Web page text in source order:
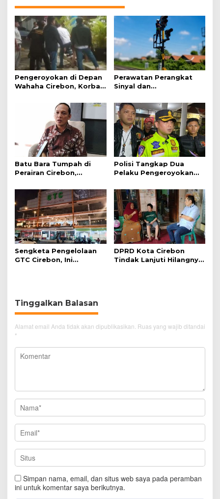
Pengeroyokan di Depan
Wahaha Cirebon, Korban
Perawatan Perangkat
Sinyal dan
Perjalanan Kereta Api
Batu Bara Tumpah di
Perairan Cirebon,
Hijau
Polisi Tangkap Dua
Pelaku Pengeroyokan
Sengketa Pengelolaan
GTC Cirebon, Ini
DPRD Kota Cirebon
Tindak Lanjuti Hilangnya
Tinggalkan Balasan
Alamat email Anda tidak akan dipublikasikan. Ruas yang wajib ditandai
*
Simpan nama, email, dan situs web saya pada peramban
ini untuk komentar saya berikutnya.